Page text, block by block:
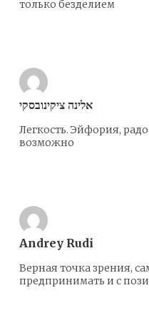
только безделием
אלינה ציקינובסקי
Легкость. Эйфория,
возможно
Andrey Rudi
Верная точка зрения,
предпринимать и с